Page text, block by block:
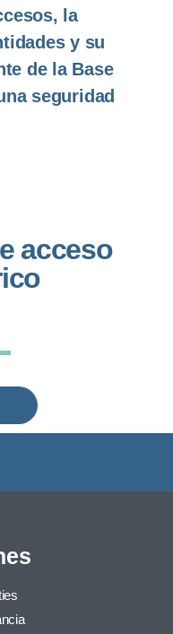
la
y su
de la Base
seguridad
acceso